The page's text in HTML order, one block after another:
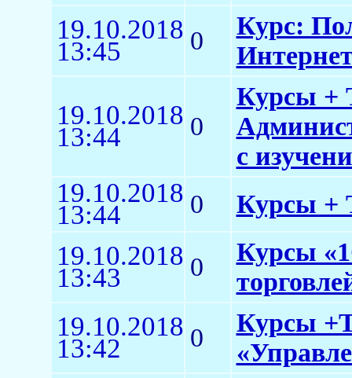
19.10.2018
13:45 0
Курс:
19.10.2018
13:44 0
Курсы +
с
19.10.2018
13:44 0 Курсы +
19.10.2018
13:43 0
Курсы
19.10.2018
13:42 0
Курсы